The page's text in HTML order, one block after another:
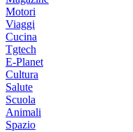
Motori
Viaggi
Cucina
Tgtech
E-Planet
Cultura
Salute
Scuola
Animali
Spazio